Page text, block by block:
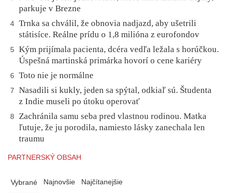
parkuje v Brezne
4 Trnka sa chválil, že obnovia nadjazd, aby ušetrili
státisíce. Reálne prídu o 1,8 milióna z eurofondov
5
Kým prijímala pacienta, dcéra vedľa ležala s horúčkou.
Úspešná martinská primárka hovorí o cene kariéry
6 Toto nie je normálne
7
Nasadili si kukly, jeden sa spýtal, odkiaľ sú. Študenta
z Indie museli po útoku operovať
8
Zachránila samu seba pred vlastnou rodinou. Matka
ľutuje, že ju porodila, namiesto lásky zanechala len
traumu
PARTNERSKÝ OBSAH
Vybrané Najnovšie Najčítanejšie